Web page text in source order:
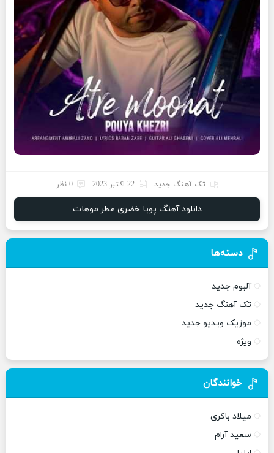
تک آهنگ جدید 22 اکتبر 2023 0 نظر
دانلود آهنگ پویا خضری عطر موهات
دسته‌ها
آلبوم جدید
تک آهنگ جدید
موزیک ویدیو جدید
ویژه
خوانندگان
میلاد باکری
سعید آرام